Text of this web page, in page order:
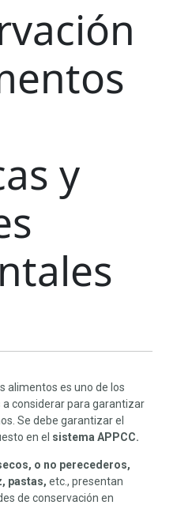
y
alimentos es uno de los
considerar para garantizar
Se debe garantizar el
en el sistema APPCC.
o no perecederos,
pastas, etc., presentan
de conservación en